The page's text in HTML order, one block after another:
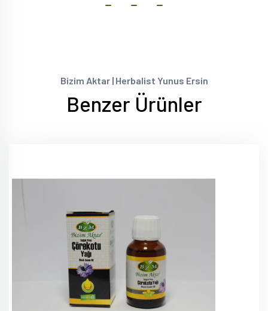
Bizim Aktar | Herbalist Yunus Ersin
Benzer Ürünler